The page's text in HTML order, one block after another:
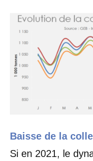
Baisse de la
Si en 2021, le